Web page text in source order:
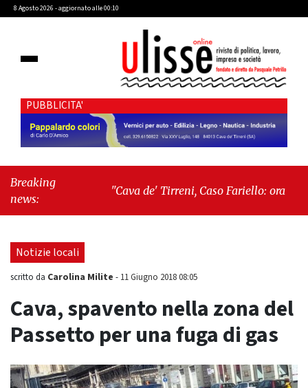
8 Agosto 2026 - aggiornato alle 00:10
PUBBLICITA'
Breaking
news:
"Cava de' Tirreni, Caso Fariello: ora torniamo
Notizie locali
scritto da Carolina Milite - 11 Giugno 2018 08:05
Cava, spavento nella zona del
Passetto per una fuga di gas